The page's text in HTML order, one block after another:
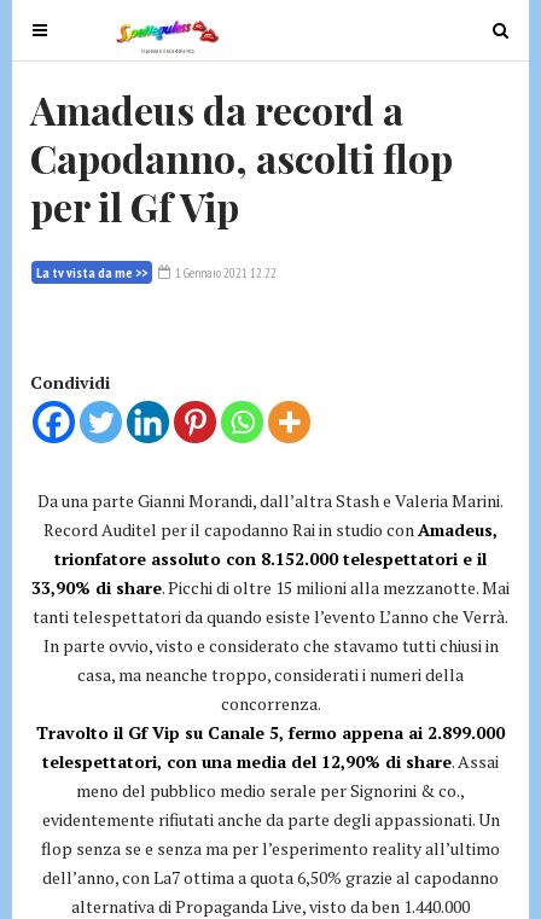
T
o
g
l
e
n
a
v
i
t
o
T
o
Amadeus da record a
Capodanno, ascolti flop
per il Gf Vip
La tv vista da me >> 1 Gennaio 2021 12:22
Condividi
Da una parte Gianni Morandi, dall’altra Stash e Valeria Marini.
Record Auditel per il capodanno Rai in studio conAmadeus,
trionfatore assoluto con 8.152.000 telespettatori e il
33,90% di share. Picchi di oltre 15 milioni alla mezzanotte. Mai
tanti telespettatori da quando esiste l’evento L’anno che Verrà.
In parte ovvio, visto e considerato che stavamo tutti chiusi in
casa, ma neanche troppo, considerati i numeri della
concorrenza.
Travolto il Gf Vip su Canale 5, fermo appena ai 2.899.000
telespettatori, con una media del 12,90% di share. Assai
meno del pubblico medio serale per Signorini & co.,
evidentemente rifiutati anche da parte degli appassionati. Un
flop senza se e senza ma per l’esperimento reality all’ultimo
dell’anno, con La7 ottima a quota 6,50% grazie al capodanno
alternativa di Propaganda Live, visto da ben 1.440.000